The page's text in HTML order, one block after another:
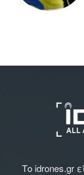
Το idrones.gr